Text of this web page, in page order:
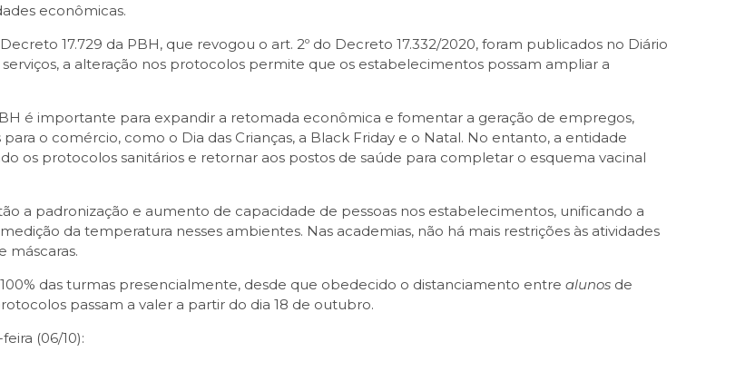
econômicas.
17.729 da PBH, que revogou o art. 2º do Decreto 17.332/2020, foram publicados no Diário
a alteração nos protocolos permite que os estabelecimentos possam ampliar a
é importante para expandir a retomada econômica e fomentar a geração de empregos,
o comércio, como o Dia das Crianças, a Black Friday e o Natal. No entanto, a entidade
os protocolos sanitários e retornar aos postos de saúde para completar o esquema vacinal
a padronização e aumento de capacidade de pessoas nos estabelecimentos, unificando a
da temperatura nesses ambientes. Nas academias, não há mais restrições às atividades
máscaras.
das turmas presencialmente, desde que obedecido o distanciamento entre alunos de
passam a valer a partir do dia 18 de outubro.
(06/10):